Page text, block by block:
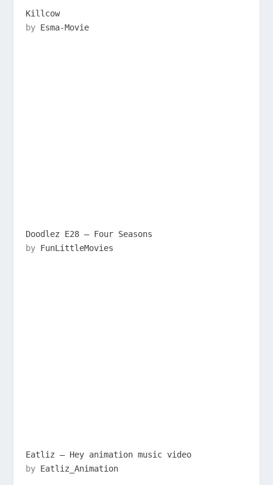
Killcow
by Esma-Movie
Doodlez E28 – Four Seasons
by FunLittleMovies
Eatliz – Hey animation music video
by Eatliz_Animation